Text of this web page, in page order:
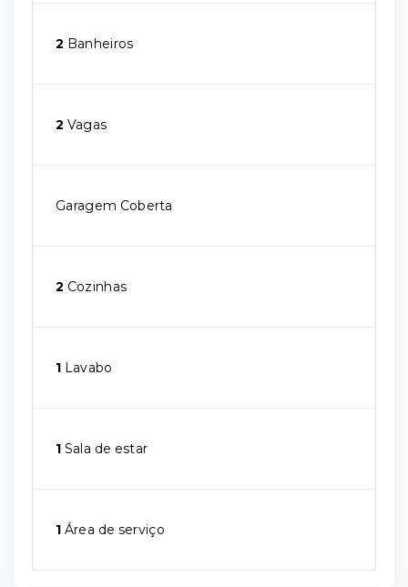
2 Banheiros
2 Vagas
Garagem Coberta
2 Cozinhas
1 Lavabo
1 Sala de estar
1 Área de serviço